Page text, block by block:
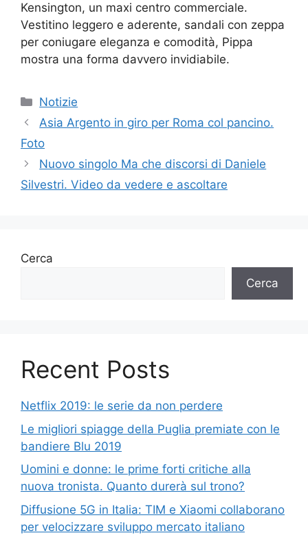
Kensington, un maxi centro commerciale.
Vestitino leggero e aderente, sandali con zeppa
per coniugare eleganza e comodità, Pippa
mostra una forma davvero invidiabile.
Categorie
Notizie
Asia Argento in giro per Roma col pancino.
Foto
Nuovo singolo Ma che discorsi di Daniele
Silvestri. Video da vedere e ascoltare
Cerca
Cerca
Recent Posts
Netflix 2019: le serie da non perdere
Le migliori spiagge della Puglia premiate con le
bandiere Blu 2019
Uomini e donne: le prime forti critiche alla
nuova tronista. Quanto durerà sul trono?
Diffusione 5G in Italia: TIM e Xiaomi collaborano
per velocizzare sviluppo mercato italiano